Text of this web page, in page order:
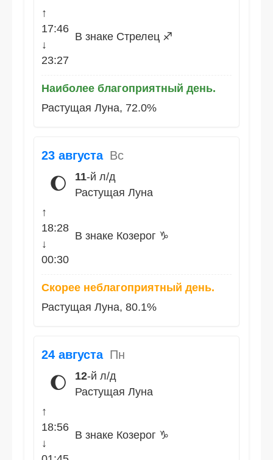
↑
17:46
↓
23:27
В знаке Стрелец ♐
Наиболее благоприятный день.
Растущая Луна, 72.0%
23 августа Вс
🌔 11-й л/д
Растущая Луна
↑
18:28
↓
00:30
В знаке Козерог ♑
Скорее неблагоприятный день.
Растущая Луна, 80.1%
24 августа Пн
🌔 12-й л/д
Растущая Луна
↑
18:56
↓
В знаке Козерог ♑